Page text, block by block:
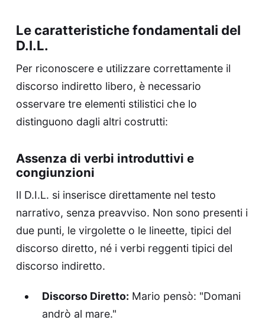
Le caratteristiche fondamentali del
D.I.L.
Per riconoscere e utilizzare correttamente il
discorso indiretto libero, è necessario
osservare tre elementi stilistici che lo
distinguono dagli altri costrutti:
Assenza di verbi introduttivi e
congiunzioni
Il D.I.L. si inserisce direttamente nel testo
narrativo, senza preavviso. Non sono presenti i
due punti, le virgolette o le lineette, tipici del
discorso diretto, né i verbi reggenti tipici del
discorso indiretto.
Discorso Diretto: Mario pensò: "Domani
andrò al mare."